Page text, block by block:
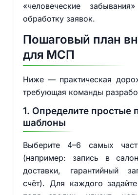
«человеческие
обработку заявок.
Пошаговый план
для МСП
Ниже — практическая
требующая команды
1. Определите простые
шаблоны
Выберите 4–6 самых
(например: запись в
доставки, гарантийный
счёт). Для каждого